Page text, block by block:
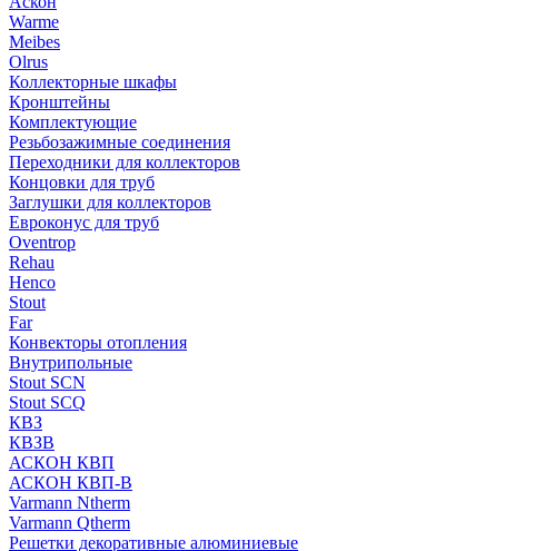
Warme
Meibes
Olrus
Коллекторные шкафы
Кронштейны
Комплектующие
Резьбозажимные соединения
Переходники для коллекторов
Концовки для труб
Заглушки для коллекторов
Евроконус для труб
Oventrop
Rehau
Henco
Stout
Far
Конвекторы отопления
Внутрипольные
Stout SCN
Stout SCQ
КВЗ
КВЗВ
АСКОН КВП
АСКОН КВП-В
Varmann Ntherm
Varmann Qtherm
Решетки декоративные алюминиевые